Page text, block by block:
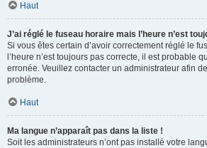
Haut
J’ai réglé le fuseau horaire mais l’heure n’est
Si vous êtes certain d’avoir correctement réglé le
l’heure n’est toujours pas correcte, il est probable
erronée. Veuillez contacter un administrateur afin
problème.
Haut
Ma langue n’apparaît pas dans la liste !
Soit les administrateurs n’ont pas installé votre